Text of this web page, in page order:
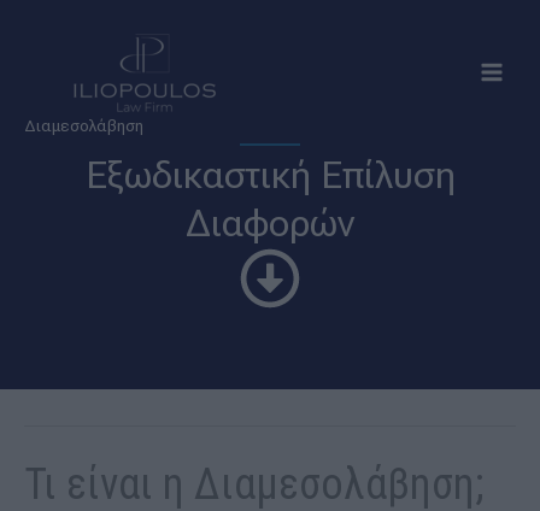
Διαμεσολάβηση
Εξωδικαστική Επίλυση
Διαφορών
Τι είναι η Διαμεσολάβηση;